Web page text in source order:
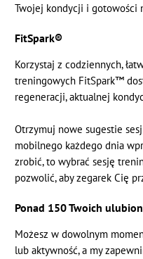
Twojej kondycji i gotowości
FitSpark®
Korzystaj z codziennych,
treningowych FitSpark™
regeneracji, aktualnej
Otrzymuj nowe sugestie
mobilnego każdego dnia
zrobić, to wybrać sesję
pozwolić, aby zegarek Cię
Ponad 150 Twoich
Możesz w dowolnym
lub aktywność, a my